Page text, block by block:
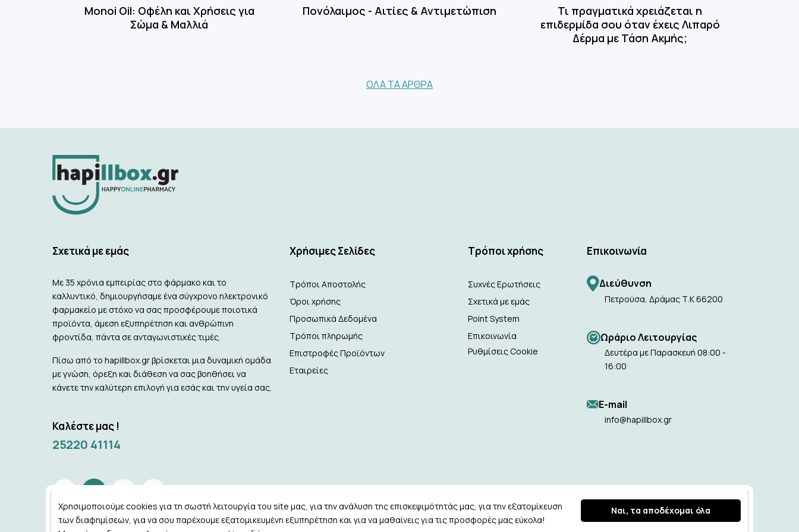
Monoi Oil: Οφέλη και Χρήσεις για
Σώμα & Μαλλιά
Πονόλαιμος - Αιτίες & Αντιμετώπιση
Τι πραγματικά χρειάζεται η
επιδερμίδα σου όταν έχεις Λιπαρό
Δέρμα με Τάση Ακμής;
ΌΛΑ ΤΑ ΆΡΘΡΑ
Σχετικά με εμάς
Με 35 χρόνια εμπειρίας στο φάρμακο και το
καλλυντικό, δημιουργήσαμε ένα σύγχρονο ηλεκτρονικό
φαρμακείο με στόχο να σας προσφέρουμε ποιοτικά
προϊόντα, άμεση εξυπηρέτηση και ανθρώπινη
φροντίδα, πάντα σε ανταγωνιστικές τιμές.
Πίσω από το hapillbox.gr βρίσκεται μια δυναμική ομάδα
με γνώση, όρεξη και διάθεση να σας βοηθήσει να
κάνετε την καλύτερη επιλογή για εσάς και την υγεία σας.
Καλέστε μας !
25220 41114
Xρήσιμες Σελίδες
Τρόποι Αποστολής
Όροι χρήσης
Προσωπικά Δεδομένα
Τρόποι πληρωμής
Επιστροφές Προϊόντων
Εταιρείες
Τρόποι χρήσης
Συχνές Ερωτήσεις
Σχετικά με εμάς
Point System
Επικοινωνία
Ρυθμίσεις Cookie
Επικοινωνία
Διεύθυνση
Πετρούσα, Δράμας Τ.Κ 66200
Ωράριο Λειτουργίας
Δευτέρα με Παρασκευή 08:00 -
16:00
Ε-mail
info@hapillbox.gr
Χρησιμοποιούμε cookies για τη σωστή λειτουργία του site μας, για την ανάλυση της επισκεψιμότητάς μας, για την εξατομίκευση
των διαφημίσεων, για να σου παρέχουμε εξατομικευμένη εξυπηρέτηση και για να μαθαίνεις για τις προσφορές μας εύκολα!
Ναι, τα αποδέχομαι όλα